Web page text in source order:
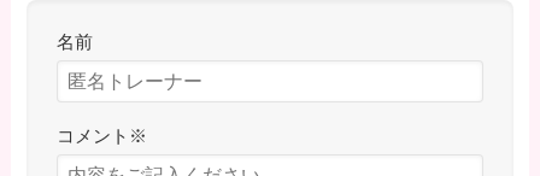
名前
コメント ※